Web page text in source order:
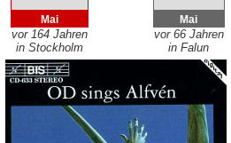
Mai
vor 164 Jahren
in Stockholm
Mai
vor 66 Jahren
in Falun